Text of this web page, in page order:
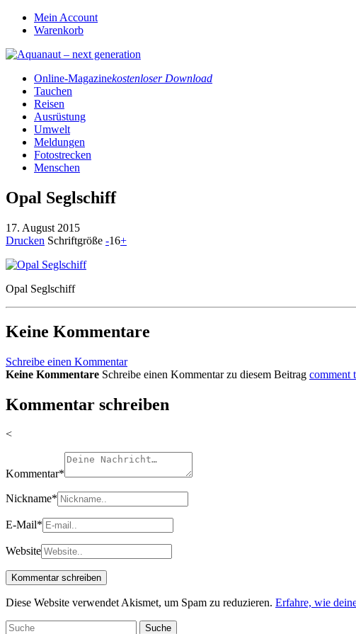
Mein Account
Warenkorb
Online-Magazinekostenloser Download
Tauchen
Reisen
Ausrüstung
Umwelt
Meldungen
Fotostrecken
Menschen
Opal Seglschiff
17. August 2015
Drucken Schriftgröße -16+
Opal Seglschiff
Keine Kommentare
Schreibe einen Kommentar
Keine Kommentare Schreibe einen Kommentar zu diesem Beitrag comment
Kommentar schreiben
<
Kommentar*
Nickname*
E-Mail*
Website
Diese Website verwendet Akismet, um Spam zu reduzieren. Erfahre, wie
Suche